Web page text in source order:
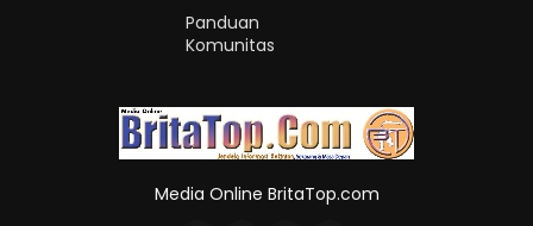
Panduan
Komunitas
Media Online BritaTop.com